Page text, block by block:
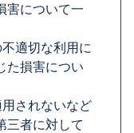
害について一
適切な利用に
た損害につい
されないなど
三者に対して